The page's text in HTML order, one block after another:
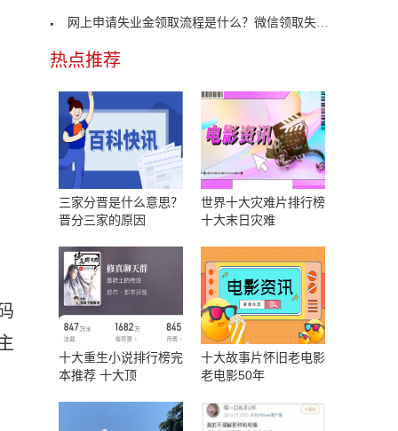
网上申请失业金领取流程是什么？微信领取失业金流程
热点推荐
三家分晋是什么意思？
晋分三家的原因
世界十大灾难片排行榜
十大末日灾难
十大重生小说排行榜完
本推荐 十大顶
十大故事片怀旧老电影
老电影50年